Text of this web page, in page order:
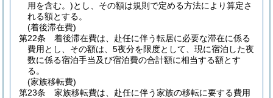
用を含む。)とし、その額は規則で定める方法により算定さ
れる額とする。
(着後滞在費)
第22条
着後滞在費は、赴任に伴う転居に必要な滞在に係る
費用とし、その額は、5夜分を限度として、現に宿泊した夜
数に係る宿泊手当及び宿泊費の合計額に相当する額とす
る。
(家族移転費)
第23条
家族移転費は、赴任に伴う家族の移転に要する費用